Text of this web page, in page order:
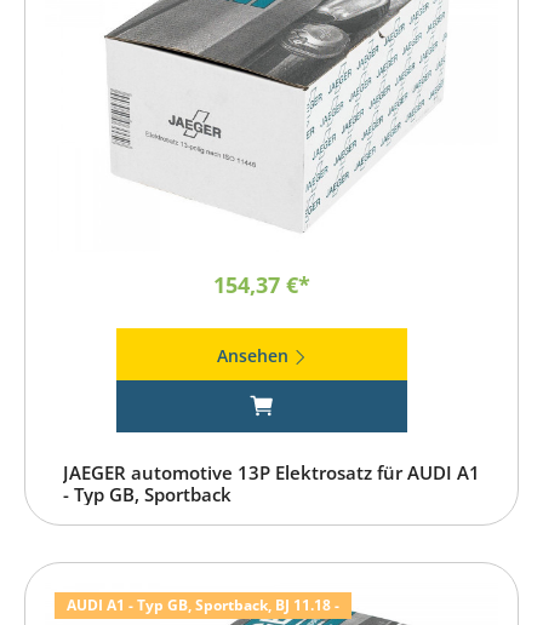
154,37 €*
Ansehen
JAEGER automotive 13P Elektrosatz für AUDI A1
- Typ GB, Sportback
AUDI A1 - Typ GB, Sportback, BJ 11.18 -